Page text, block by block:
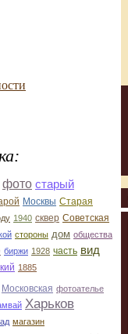
фото старый
Москвы Старая
1940 сквер Советская
стороны дом общества
биржи 1928 часть вид
1885
Московская фотоателье
Харьков
магазин